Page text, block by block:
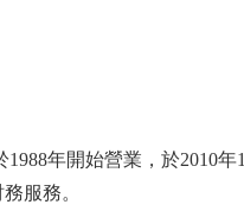
1988年開始營業，於2010年
服務。